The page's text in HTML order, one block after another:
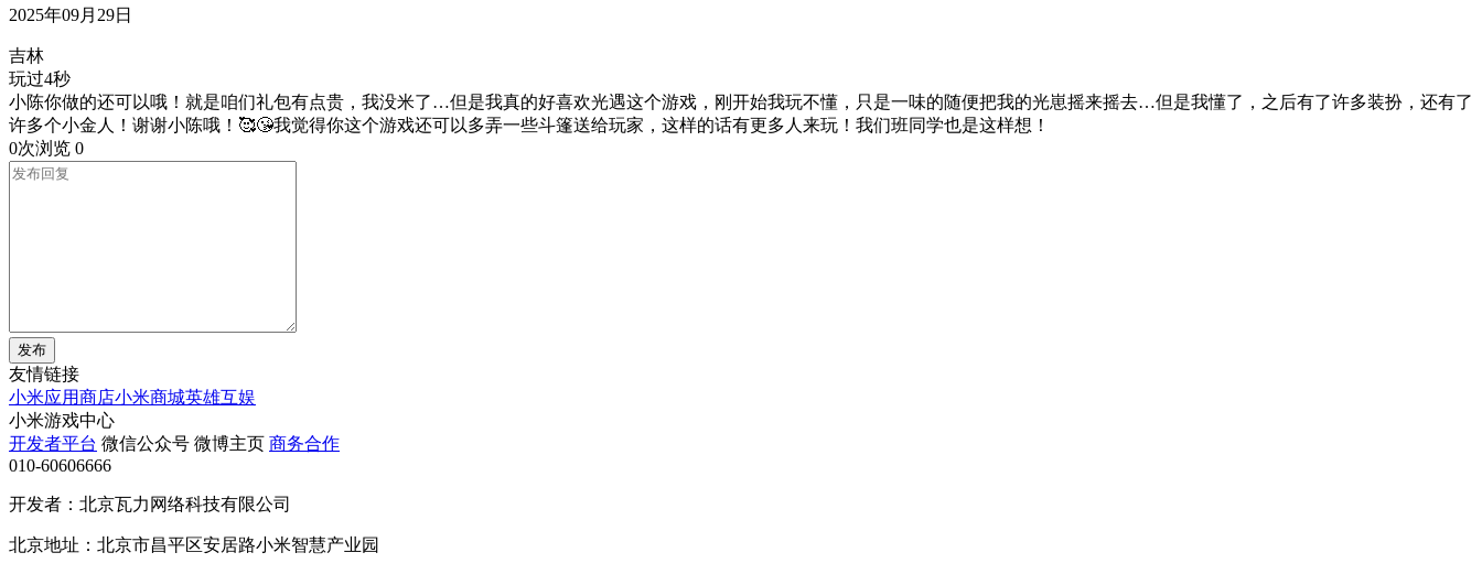
2025年09月29日
吉林
玩过4秒
小陈你做的还可以哦！就是咱们礼包有点贵，我没米了…但是我真的好喜欢光遇这个游戏，刚开始我玩不懂，只是一味的随便把我的光崽摇来摇去…但是我懂了，之后有了许多装扮，还有了
许多个小金人！谢谢小陈哦！🥰😘我觉得你这个游戏还可以多弄一些斗篷送给玩家，这样的话有更多人来玩！我们班同学也是这样想！
0次浏览 0
发布
友情链接
小米应用商店小米商城英雄互娱
小米游戏中心
开发者平台 微信公众号 微博主页 商务合作
010-60606666
开发者：北京瓦力网络科技有限公司
北京地址：北京市昌平区安居路小米智慧产业园